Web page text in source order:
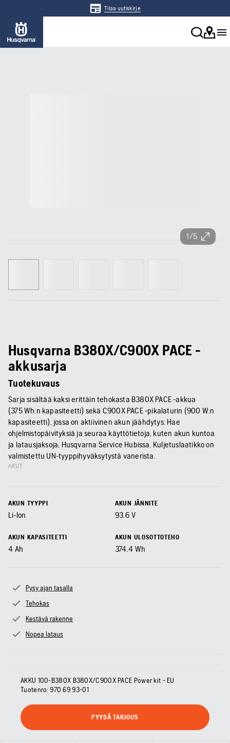
Tilaa uutiskirje
1/5
Husqvarna B380X/C900X PACE -
akkusarja
Tuotekuvaus
Sarja sisältää kaksi erittäin tehokasta B380X PACE -akkua
(375 Wh:n kapasiteetti) sekä C900X PACE -pikalaturin (900 W:n
kapasiteetti), jossa on aktiivinen akun jäähdytys. Hae
ohjelmistopäivityksiä ja seuraa käyttötietoja, kuten akun kuntoa
ja latausjaksoja, Husqvarna Service Hubissa. Kuljetuslaatikko on
valmistettu UN-tyyppihyväksytystä vanerista.
AKUT
AKUN TYYPPI
Li-Ion
AKUN JÄNNITE
93.6 V
AKUN KAPASITEETTI
4 Ah
AKUN ULOSOTTOTEHO
374.4 Wh
Pysy ajan tasalla
Tehokas
Kestävä rakenne
Nopea lataus
AKKU 100-B380X B380X/C900X PACE Power kit - EU
Tuotenro: 970 69 93‑01
PYYDÄ TARJOUS